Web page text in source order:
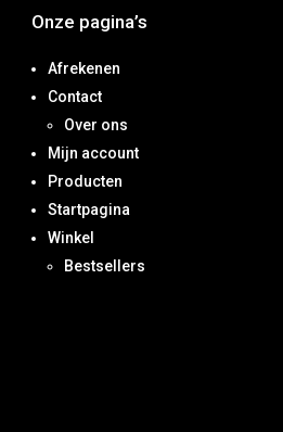
Onze pagina’s
Afrekenen
Contact
Over ons
Mijn account
Producten
Startpagina
Winkel
Bestsellers